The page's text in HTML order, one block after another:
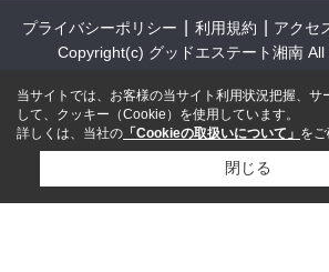
プライバシーポリシー 利用規約 アクセ
Copyright(c) グッドエステート湘南 All
当サイトでは、お客様の当サイト利用状況把握、サ
して、クッキー（Cookie）を使用しています。
詳しくは、当社の 「Cookieの取扱いについて」 をご
閉じる